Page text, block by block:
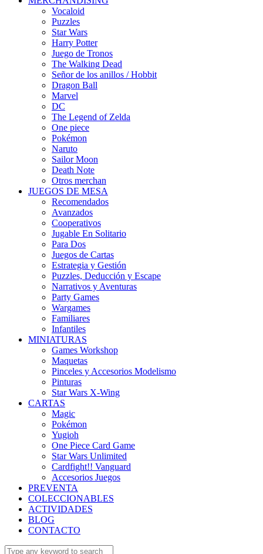
Vocaloid
Puzzles
Star Wars
Harry Potter
Juego de Tronos
The Walking Dead
Señor de los anillos / Hobbit
Dragon Ball
Marvel
DC
The Legend of Zelda
One piece
Pokémon
Naruto
Sailor Moon
Death Note
Otros merchan
JUEGOS DE MESA
Recomendados
Avanzados
Cooperativos
Jugable En Solitario
Para Dos
Juegos de Cartas
Estrategia y Gestión
Puzzles, Deducción y Escape
Narrativos y Aventuras
Party Games
Wargames
Familiares
Infantiles
MINIATURAS
Games Workshop
Maquetas
Pinceles y Accesorios Modelismo
Pinturas
Star Wars X-Wing
CARTAS
Magic
Pokémon
Yugioh
One Piece Card Game
Star Wars Unlimited
Cardfight!! Vanguard
Accesorios Juegos
PREVENTA
COLECCIONABLES
ACTIVIDADES
BLOG
CONTACTO